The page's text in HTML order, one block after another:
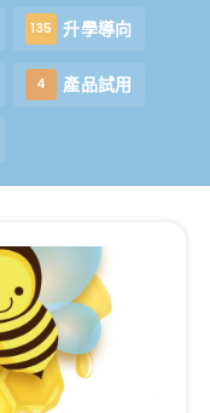
135 升學導向
4 產品試用